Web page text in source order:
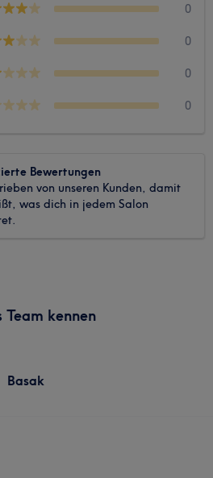
0
0
0
0
Bewertungen
von unseren Kunden, damit
was dich in jedem Salon
Team kennen
Basak